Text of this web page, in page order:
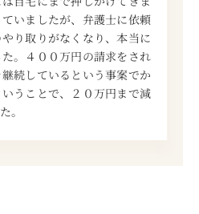
いましたが、弁護士に依頼
り取りがなくなり、本当に
。４００万円の請求をされ
続しているという事案でか
うことで、２０万円まで減
。